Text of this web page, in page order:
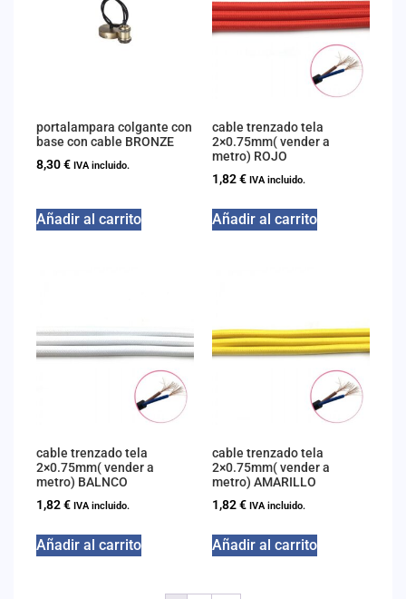
portalampara colgante con
base con cable BRONZE
8,30€ IVA incluido.
Añadir al carrito
cable trenzado tela
2×0.75mm( vender a
metro) ROJO
1,82€ IVA incluido.
Añadir al carrito
cable trenzado tela
2×0.75mm( vender a
metro) BALNCO
1,82€ IVA incluido.
Añadir al carrito
cable trenzado tela
2×0.75mm( vender a
metro) AMARILLO
1,82€ IVA incluido.
Añadir al carrito